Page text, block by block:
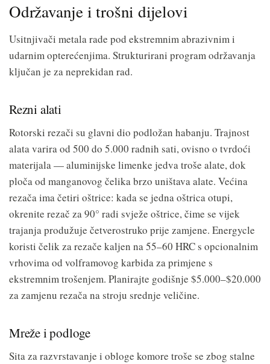
Održavanje i trošni dijelovi
Usitnjivači metala rade pod ekstremnim abrazivnim i
udarnim opterećenjima. Strukturirani program održavanja
ključan je za neprekidan rad.
Rezni alati
Rotorski rezači su glavni dio podložan habanju. Trajnost
alata varira od 500 do 5.000 radnih sati, ovisno o tvrdoći
materijala — aluminijske limenke jedva troše alate, dok
ploča od manganovog čelika brzo uništava alate. Većina
rezača ima četiri oštrice: kada se jedna oštrica otupi,
okrenite rezač za 90° radi svježe oštrice, čime se vijek
trajanja produžuje četverostruko prije zamjene. Energycle
koristi čelik za rezače kaljen na 55–60 HRC s opcionalnim
vrhovima od volframovog karbida za primjene s
ekstremnim trošenjem. Planirajte godišnje $5.000–$20.000
za zamjenu rezača na stroju srednje veličine.
Mreže i podloge
Sita za razvrstavanje i obloge komore troše se zbog stalne